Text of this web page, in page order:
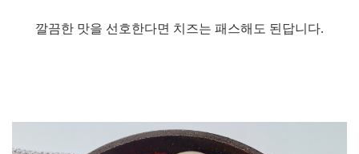
깔끔한 맛을 선호한다면 치즈는 패스해도 된답니다.